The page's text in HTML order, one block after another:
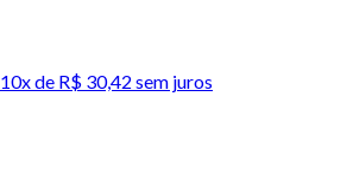
10x de R$ 30,42 sem juros